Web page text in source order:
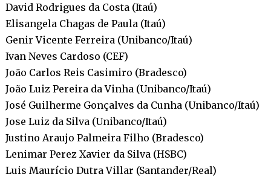
David Rodrigues da Costa (Itaú)
Elisangela Chagas de Paula (Itaú)
Genir Vicente Ferreira (Unibanco/Itaú)
Ivan Neves Cardoso (CEF)
João Carlos Reis Casimiro (Bradesco)
João Luiz Pereira da Vinha (Unibanco/Itaú)
José Guilherme Gonçalves da Cunha (Unibanco/Itaú)
Jose Luiz da Silva (Unibanco/Itaú)
Justino Araujo Palmeira Filho (Bradesco)
Lenimar Perez Xavier da Silva (HSBC)
Luis Maurício Dutra Villar (Santander/Real)